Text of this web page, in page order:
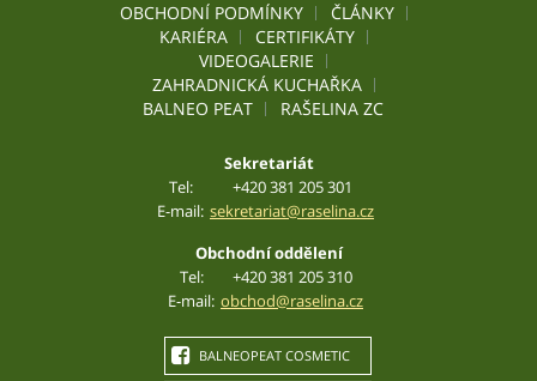
OBCHODNÍ PODMÍNKY
ČLÁNKY
KARIÉRA
CERTIFIKÁTY
VIDEOGALERIE
ZAHRADNICKÁ KUCHAŘKA
BALNEO PEAT
RAŠELINA ZC
Sekretariát
Tel:
+420 381 205 301
E-mail: sekretariat@raselina.cz
Obchodní oddělení
Tel:
+420 381 205 310
E-mail: obchod@raselina.cz
BALNEOPEAT COSMETIC